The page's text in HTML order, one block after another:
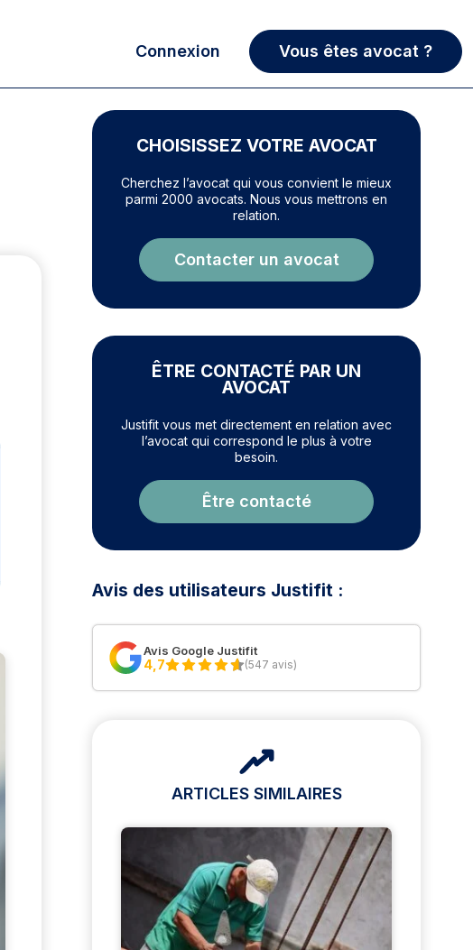
Connexion Vous êtes avocat ?
CHOISISSEZ VOTRE AVOCAT
Cherchez l’avocat qui vous convient le mieux
parmi 2000 avocats. Nous vous mettrons en
relation.
Contacter un avocat
ÊTRE CONTACTÉ PAR UN
AVOCAT
Justifit vous met directement en relation avec
l’avocat qui correspond le plus à votre
besoin.
Être contacté
Avis des utilisateurs Justifit :
Avis Google Justifit
4,7 (547 avis)
ARTICLES SIMILAIRES